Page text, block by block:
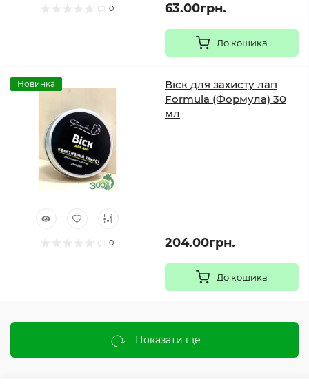
0 63.00грн.
До кошика
Новинка
0
Віск для захисту лап
Formula (Формула) 30
мл
204.00грн.
До кошика
Показати ще